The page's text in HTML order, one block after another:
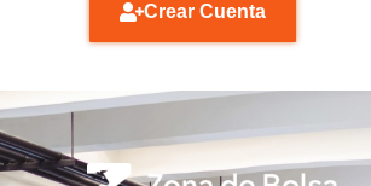
Crear Cuenta